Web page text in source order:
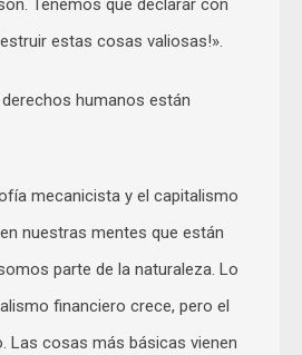
Tenemos que declarar con
estas cosas valiosas!».
humanos están
mecanicista y el capitalismo
nuestras mentes que están
parte de la naturaleza. Lo
financiero crece, pero el
Las cosas más básicas vienen